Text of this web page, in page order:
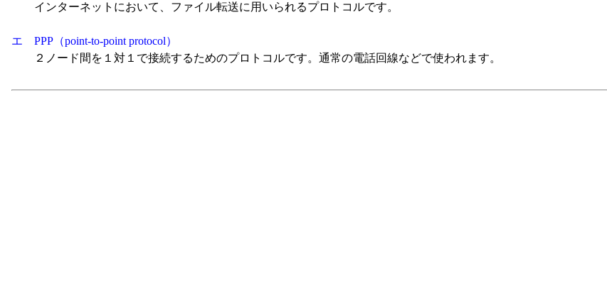
インターネットにおいて、ファイル転送に用いられるプロトコルです。
エ PPP（point-to-point protocol）
２ノード間を１対１で接続するためのプロトコルです。通常の電話回線などで使われます。